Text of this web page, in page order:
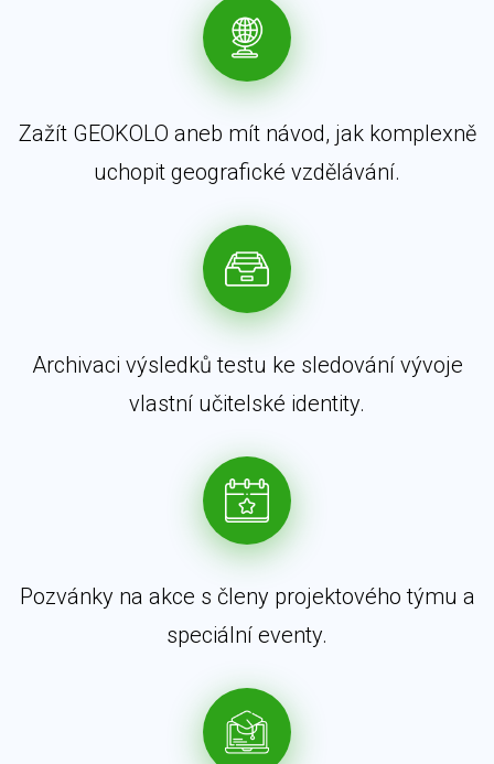
Zažít GEOKOLO aneb mít návod, jak komplexně
uchopit geografické vzdělávání.
Archivaci výsledků testu ke sledování vývoje
vlastní učitelské identity.
Pozvánky na akce s členy projektového týmu a
speciální eventy.